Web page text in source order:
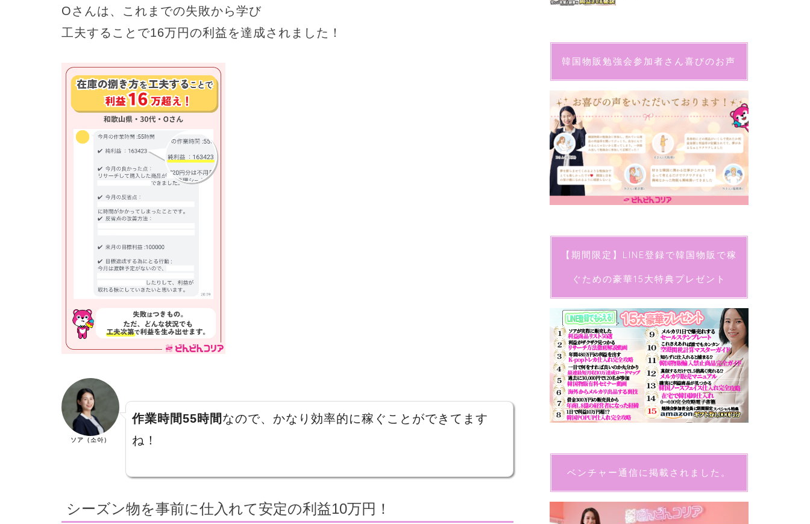
Oさんは、これまでの失敗から学び
工夫することで16万円の利益を達成されました！
ソア（소아）
作業時間55時間 なので、かなり効率的に稼ぐことができてます
ね！
シーズン物を事前に仕入れて安定の利益10万円！
韓国物販勉強会参加者さん喜びのお声
【期間限定】LINE登録で韓国物販で稼
ぐための豪華15大特典プレゼント
ベンチャー通信に掲載されました。